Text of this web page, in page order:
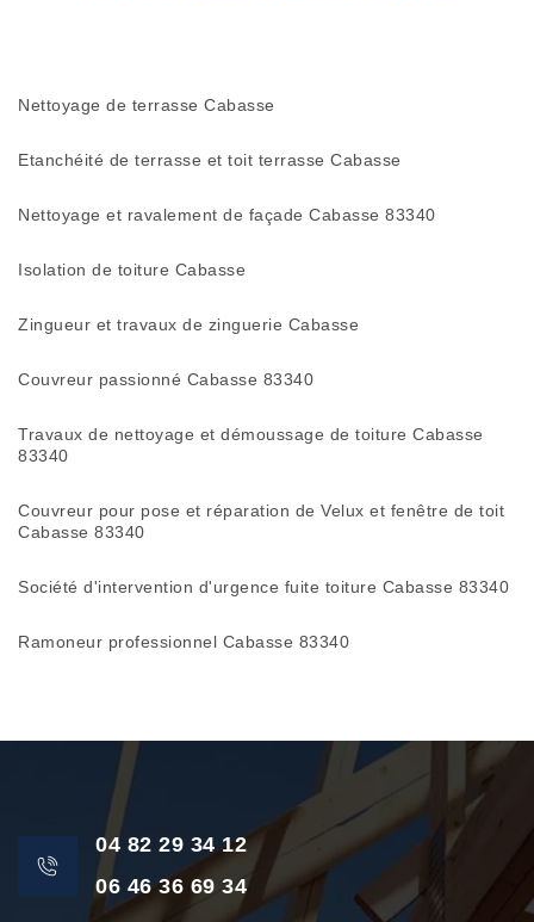
Nettoyage de terrasse Cabasse
Etanchéité de terrasse et toit terrasse Cabasse
Nettoyage et ravalement de façade Cabasse 83340
Isolation de toiture Cabasse
Zingueur et travaux de zinguerie Cabasse
Couvreur passionné Cabasse 83340
Travaux de nettoyage et démoussage de toiture Cabasse
83340
Couvreur pour pose et réparation de Velux et fenêtre de toit
Cabasse 83340
Société d'intervention d'urgence fuite toiture Cabasse 83340
Ramoneur professionnel Cabasse 83340
04 82 29 34 12
06 46 36 69 34